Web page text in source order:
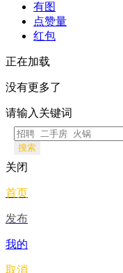
有图
点赞量
红包
正在加载
没有更多了
请输入关键词
搜索
关闭
首页
发布
我的
取消